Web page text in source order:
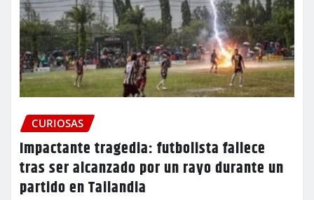
CURIOSAS
Impactante tragedia: futbolista fallece
tras ser alcanzado por un rayo durante un
partido en Tailandia